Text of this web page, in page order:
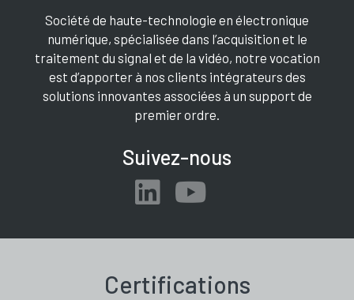
Société de haute-technologie en électronique
numérique, spécialisée dans l’acquisition et le
traitement du signal et de la vidéo, notre vocation
est d’apporter à nos clients intégrateurs des
solutions innovantes associées à un support de
premier ordre.
Suivez-nous
Certifications